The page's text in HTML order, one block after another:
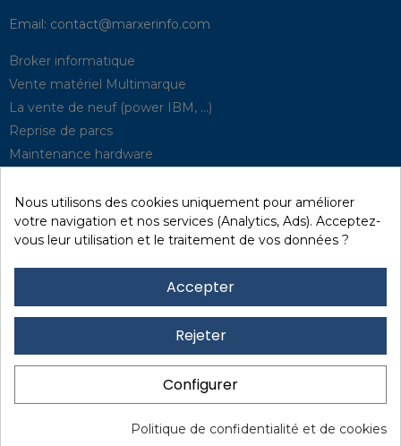
Email: contact@marxerinfo.com​
Broker informatique
Vente matériel Multimarque
La vente de neuf (power IBM, …)
Reprise de parcs
Maintenance hardware
Solutions de P.R.A
Quick / EDD, Syncsort
Location
IProtection des donnéesI
Nous utilisons des cookies uniquement pour améliorer
votre navigation et nos services (Analytics, Ads). Acceptez-
vous leur utilisation et le traitement de vos données ?
Accepter
Rejeter
Configurer
Politique de confidentialité et de cookies